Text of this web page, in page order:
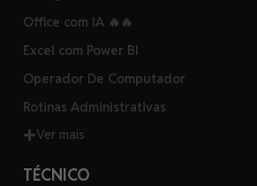
Office com IA 🔥🔥
Excel com Power BI
Operador De Computador
Rotinas Administrativas
Ver mais
TÉCNICO